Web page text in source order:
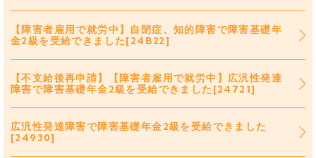
【障害者雇用で就労中】自閉症、知的障害で障害基礎年
金2級を受給できました[24B22]
【不支給後再申請】【障害者雇用で就労中】広汎性発達
障害で障害基礎年金2級を受給できました[24721]
広汎性発達障害で障害基礎年金2級を受給できました
[24930]